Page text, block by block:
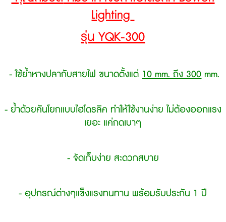
Lighting
รุ่น YQK-300
- ใช้ย้ำหางปลากับสายไฟ ขนาดตั้งแต่ 10 mm. ถึง 300 mm.
- ย้ำด้วยคันโยกแบบไฮโดรลิค ทำให้ใช้งานง่าย ไม่ต้องออกแรง
เยอะ แค่กดเบาๆ
- จัดเก็บง่าย สะดวกสบาย
- อุปกรณ์ต่างๆแข็งแรงทนทาน พร้อมรับประกัน 1 ปี